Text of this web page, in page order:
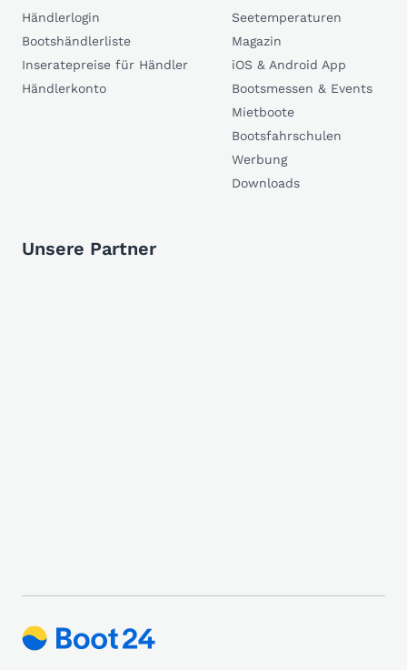
Händlerlogin
Bootshändlerliste
Inseratepreise für Händler
Händlerkonto
Seetemperaturen
Magazin
iOS & Android App
Bootsmessen & Events
Mietboote
Bootsfahrschulen
Werbung
Downloads
Unsere Partner